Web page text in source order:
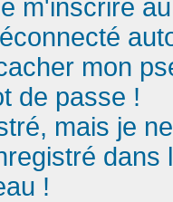
m'inscrire
mon
de passe !
mais je
!